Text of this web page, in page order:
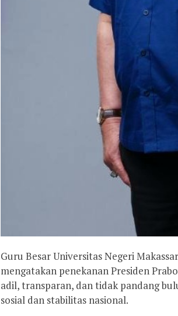
Guru Besar Universitas Negeri
mengatakan penekanan Presiden
adil, transparan, dan tidak pandang
sosial dan stabilitas nasional.